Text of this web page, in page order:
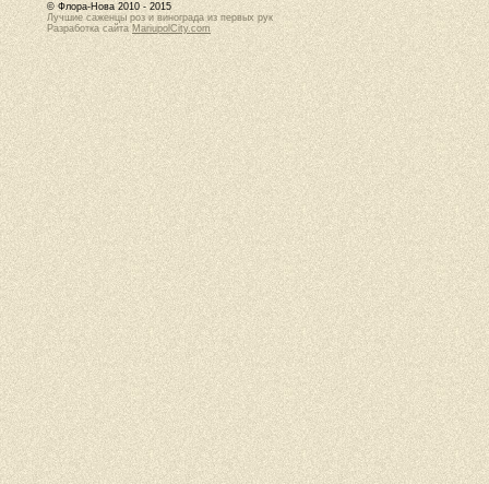
© Флора-Нова 2010 - 2015
Лучшие саженцы роз и винограда из первых рук
Разработка сайта MariupolCity.com